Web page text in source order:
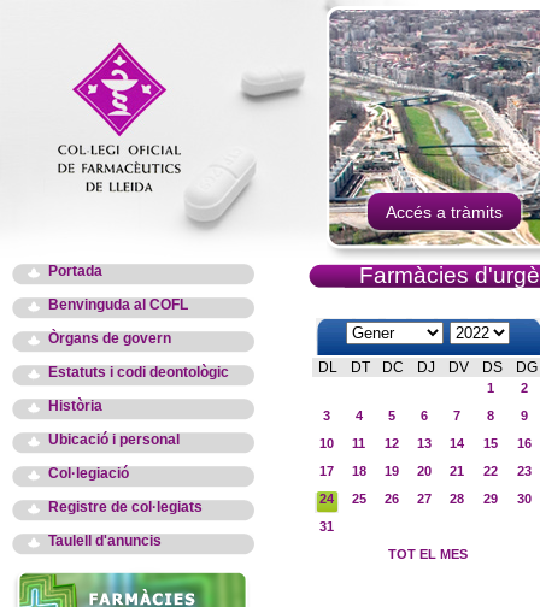
Accés a tràmits
Portada
Benvinguda al COFL
Òrgans de govern
Estatuts i codi deontològic
Història
Ubicació i personal
Col·legiació
Registre de col·legiats
Taulell d'anuncis
Farmàcies
DL DT DC DJ DV DS DG
1
2
3
4 5 6 7 8
9
10
11 12 13 14 15
16
17
18 19 20 21 22
23
24
25 26 27 28 29
30
31
TOT EL MES